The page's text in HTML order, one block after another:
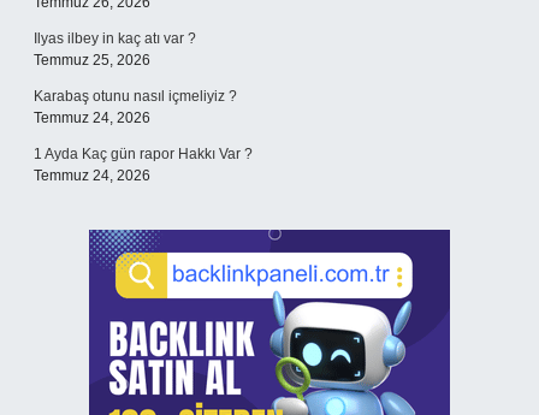
Ilyas ilbey in kaç atı var ?
Temmuz 25, 2026
Karabaş otunu nasıl içmeliyiz ?
Temmuz 24, 2026
1 Ayda Kaç gün rapor Hakkı Var ?
Temmuz 24, 2026